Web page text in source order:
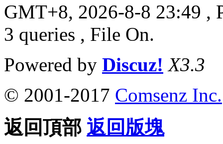
GMT+8, 2026-8-8 23:49 ,
3 queries , File On.
Powered by Discuz! X3.3
© 2001-2017 Comsenz Inc.
返回頂部 返回版塊